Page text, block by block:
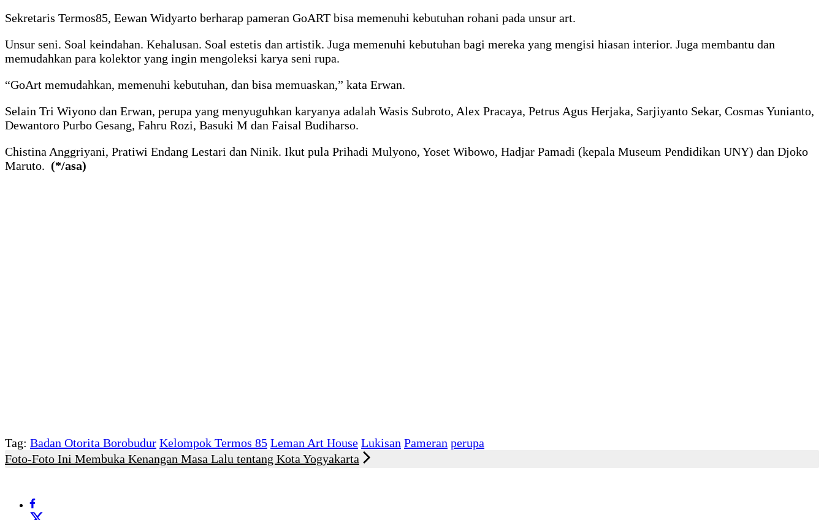
Sekretaris Termos85, Eewan Widyarto berharap pameran GoART bisa memenuhi kebutuhan rohani pada unsur art.
Unsur seni. Soal keindahan. Kehalusan. Soal estetis dan artistik. Juga memenuhi kebutuhan bagi mereka yang mengisi hiasan interior. Juga membantu dan
memudahkan para kolektor yang ingin mengoleksi karya seni rupa.
“GoArt memudahkan, memenuhi kebutuhan, dan bisa memuaskan,” kata Erwan.
Selain Tri Wiyono dan Erwan, perupa yang menyuguhkan karyanya adalah Wasis Subroto, Alex Pracaya, Petrus Agus Herjaka, Sarjiyanto Sekar, Cosmas Yunianto,
Dewantoro Purbo Gesang, Fahru Rozi, Basuki M dan Faisal Budiharso.
Chistina Anggriyani, Pratiwi Endang Lestari dan Ninik. Ikut pula Prihadi Mulyono, Yoset Wibowo, Hadjar Pamadi (kepala Museum Pendidikan UNY) dan Djoko
Maruto. (*/asa)
Tag: Badan Otorita Borobudur Kelompok Termos 85 Leman Art House Lukisan Pameran perupa
Foto-Foto Ini Membuka Kenangan Masa Lalu tentang Kota Yogyakarta